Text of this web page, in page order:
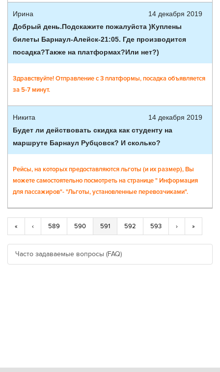
Ирина
14 декабря 2019
Добрый день.Подскажите пожалуйста )Куплены
билеты Барнаул-Алейск-21:05. Где производится
посадка?Также на платформах?Или нет?)
Здравствуйте! Отправление с 3 платформы, посадка объявляется
за 5-7 минут.
Никита
14 декабря 2019
Будет ли действовать скидка как студенту на
маршруте Барнаул Рубцовск? И сколько?
Рейсы, на которых предоставляются льготы (и их размер), Вы
можете самостоятельно посмотреть на странице " Информация
для пассажиров"- "Льготы, установленные перевозчиками".
« ‹ 589 590 591 592 593 › »
Часто задаваемые вопросы (FAQ)